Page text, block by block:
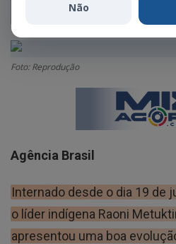
MUSICA
GERAL
EDUCAÇÃO
RÁDIO AO VIVO
Não
Foto: Reprodução
Agência Brasil
Internado desde o dia 19 de
o líder indígena Raoni
apresentou uma boa